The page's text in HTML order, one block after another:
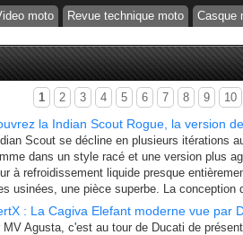
moto Revue technique moto Casque
1 2 3 4 5 6 7 8 9 10
la Indian Scout Rogue, la version
Scout se décline en plusieurs itérations
dans un style racé et une version plus
à refroidissement liquide presque
usinées, une pièce superbe. La conception
: La Cagiva Elefant moderne vue par
MV Agusta, c'est au tour de Ducati de